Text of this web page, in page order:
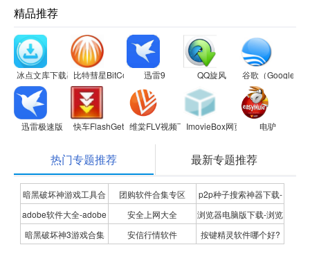
精品推荐
冰点文库下载器比特彗星BitComet 迅雷9 QQ旋风 谷歌（Google）
迅雷极速版 快车FlashGet 维棠FLV视频下载软件ImovieBox网页视频下载器
电驴
热门专题推荐 最新专题推荐
暗黑破坏神游戏工具合
集
团购软件合集专区
p2p种子搜索神器下载-
P2P种子搜索神器专题
adobe软件大全-adobe
全系列软件下载-adobe
安全上网大全
浏览器电脑版下载-浏览
器下载合集
暗黑破坏神3游戏合集 安信行情软件
按键精灵软件哪个好?